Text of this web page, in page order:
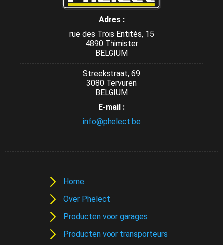
Adres :
rue des Trois Entités, 15
4890 Thimister
BELGIUM
Streekstraat, 69
3080 Tervuren
BELGIUM
E-mail :
info@phelect.be
Home
Over Phelect
Producten voor garages
Producten voor transporteurs